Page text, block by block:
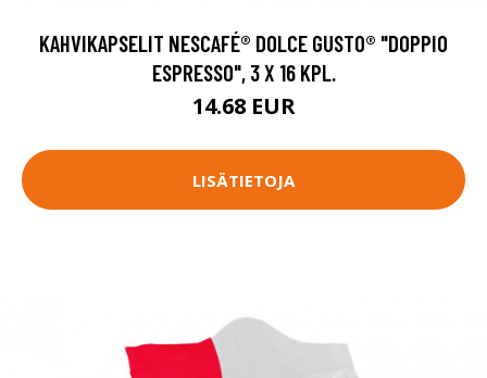
KAHVIKAPSELIT NESCAFÉ® DOLCE GUSTO® "DOPPIO
ESPRESSO", 3 X 16 KPL.
14.68 EUR
LISÄTIETOJA